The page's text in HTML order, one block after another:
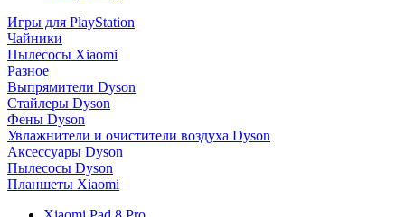
Игры для PlayStation
Чайники
Пылесосы Xiaomi
Разное
Выпрямители Dyson
Стайлеры Dyson
Фены Dyson
Увлажнители и очистители воздуха Dyson
Аксессуары Dyson
Пылесосы Dyson
Планшеты Xiaomi